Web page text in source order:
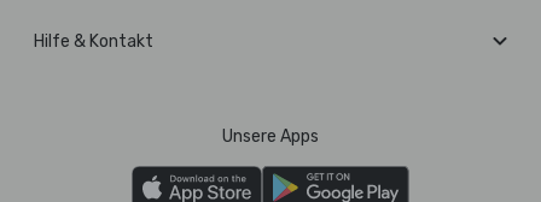
Hilfe & Kontakt
Unsere Apps